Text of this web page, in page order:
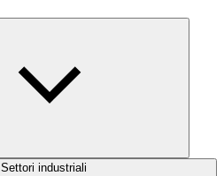
Settori industriali